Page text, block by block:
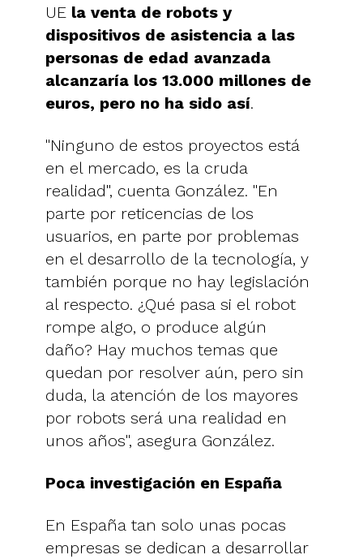
UE la venta de robots y
dispositivos de asistencia a las
personas de edad avanzada
alcanzaría los 13.000 millones de
euros, pero no ha sido así.
"Ninguno de estos proyectos está
en el mercado, es la cruda
realidad", cuenta González. "En
parte por reticencias de los
usuarios, en parte por problemas
en el desarrollo de la tecnología, y
también porque no hay legislación
al respecto. ¿Qué pasa si el robot
rompe algo, o produce algún
daño? Hay muchos temas que
quedan por resolver aún, pero sin
duda, la atención de los mayores
por robots será una realidad en
unos años", asegura González.
Poca investigación en España
En España tan solo unas pocas
empresas se dedican a desarrollar